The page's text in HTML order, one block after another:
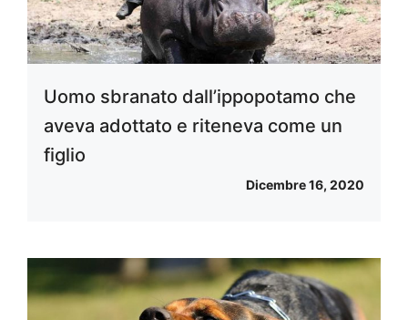
Uomo sbranato dall’ippopotamo che
aveva adottato e riteneva come un
figlio
Dicembre 16, 2020